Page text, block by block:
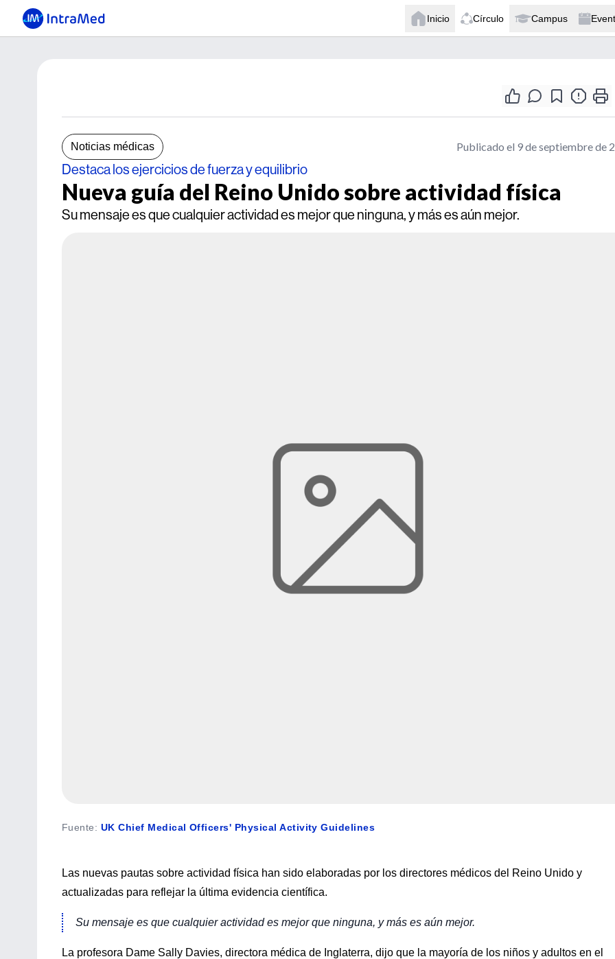
Inicio Círculo Campus
Noticias médicas Publicado el 9 de septiembre de
Destaca los ejercicios de fuerza y equilibrio
Nueva guía del Reino Unido sobre actividad física
Su mensaje es que cualquier actividad es mejor que ninguna, y más es aún mejor.
Fuente: UK Chief Medical Officers' Physical Activity Guidelines
Las nuevas pautas sobre actividad física han sido elaboradas por los directores médicos del Reino Unido y
actualizadas para reflejar la última evidencia científica.
Su mensaje es que cualquier actividad es mejor que ninguna, y más es aún mejor.
La profesora Dame Sally Davies, directora médica de Inglaterra, dijo que la mayoría de los niños y adultos en el